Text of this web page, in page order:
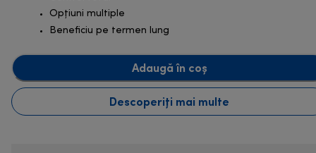
Opțiuni multiple
Beneficiu pe termen lung
Adaugă în coș
Descoperiți mai multe